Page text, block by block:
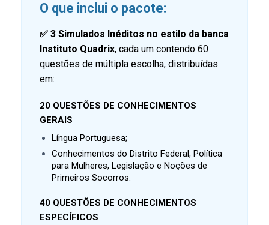
O que inclui o pacote:
✅ 3 Simulados Inéditos no estilo da banca
Instituto Quadrix, cada um contendo 60
questões de múltipla escolha, distribuídas
em:
20 QUESTÕES DE CONHECIMENTOS
GERAIS
Língua Portuguesa;
Conhecimentos do Distrito Federal, Política
para Mulheres, Legislação e Noções de
Primeiros Socorros.
40 QUESTÕES DE CONHECIMENTOS
ESPECÍFICOS